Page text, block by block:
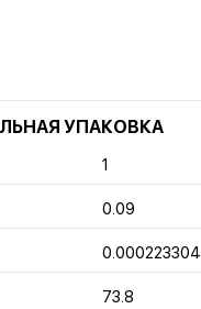
УПАКОВКА
1
0.09
0.000223304
73.8